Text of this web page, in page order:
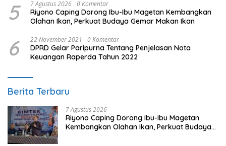
5 7 Agustus 2026 0 Komentar
Riyono Caping Dorong Ibu-Ibu Magetan Kembangkan
Olahan Ikan, Perkuat Budaya Gemar Makan Ikan
6 22 November 2021 0 Komentar
DPRD Gelar Paripurna Tentang Penjelasan Nota
Keuangan Raperda Tahun 2022
Berita Terbaru
7 Agustus 2026
Riyono Caping Dorong Ibu-Ibu Magetan
Kembangkan Olahan Ikan, Perkuat Budaya